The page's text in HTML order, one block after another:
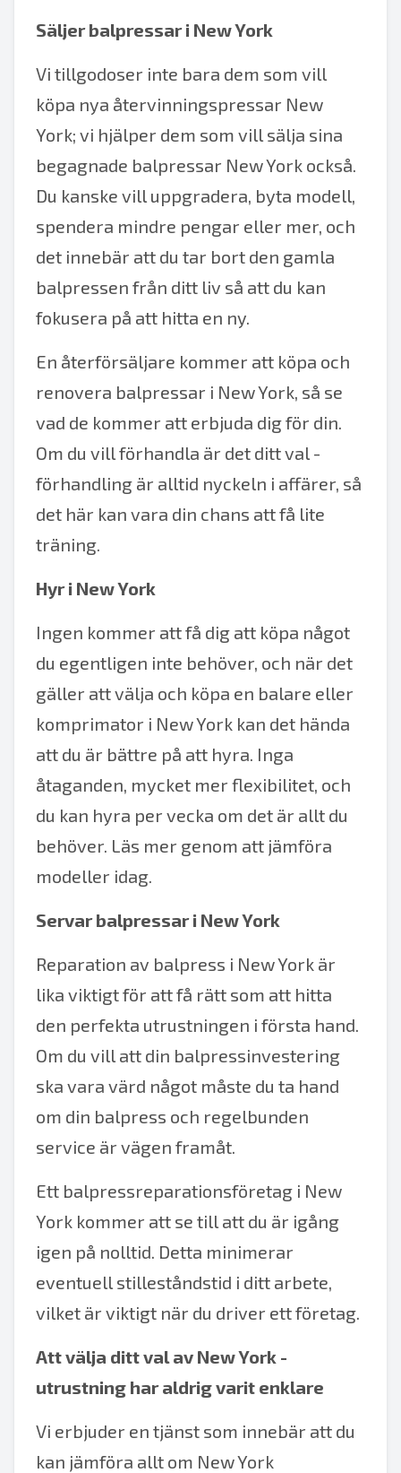
Säljer balpressar i New York
Vi tillgodoser inte bara dem som vill
köpa nya återvinningspressar New
York; vi hjälper dem som vill sälja sina
begagnade balpressar New York också.
Du kanske vill uppgradera, byta modell,
spendera mindre pengar eller mer, och
det innebär att du tar bort den gamla
balpressen från ditt liv så att du kan
fokusera på att hitta en ny.
En återförsäljare kommer att köpa och
renovera balpressar i New York, så se
vad de kommer att erbjuda dig för din.
Om du vill förhandla är det ditt val -
förhandling är alltid nyckeln i affärer, så
det här kan vara din chans att få lite
träning.
Hyr i New York
Ingen kommer att få dig att köpa något
du egentligen inte behöver, och när det
gäller att välja och köpa en balare eller
komprimator i New York kan det hända
att du är bättre på att hyra. Inga
åtaganden, mycket mer flexibilitet, och
du kan hyra per vecka om det är allt du
behöver. Läs mer genom att jämföra
modeller idag.
Servar balpressar i New York
Reparation av balpress i New York är
lika viktigt för att få rätt som att hitta
den perfekta utrustningen i första hand.
Om du vill att din balpressinvestering
ska vara värd något måste du ta hand
om din balpress och regelbunden
service är vägen framåt.
Ett balpressreparationsföretag i New
York kommer att se till att du är igång
igen på nolltid. Detta minimerar
eventuell stilleståndstid i ditt arbete,
vilket är viktigt när du driver ett företag.
Att välja ditt val av New York -
utrustning har aldrig varit enklare
Vi erbjuder en tjänst som innebär att du
kan jämföra allt om New York